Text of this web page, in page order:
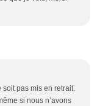
soit pas mis en retrait.
si nous n’avons